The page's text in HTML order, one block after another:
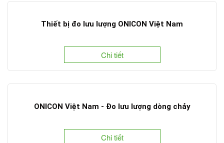
Thiết bị đo lưu lượng ONICON Việt Nam
Chi tiết
ONICON Việt Nam - Đo lưu lượng dòng chảy
Chi tiết